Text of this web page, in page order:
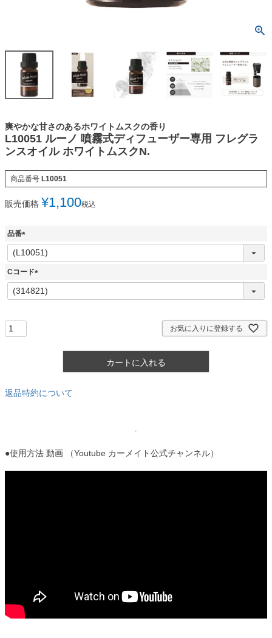
爽やかな甘さのあるホワイトムスクの香り
L10051 ルーノ 噴霧式ディフューザー専用 フレグラ
ンスオイル ホワイトムスクN.
商品番号 L10051
販売価格 ¥1,100税込
品番
(
必
須
Cコード
(
必
お気に入りに登録する
カートに入れる
返品特約について
●使用方法 動画 （Youtube カーメイト公式チャンネル）